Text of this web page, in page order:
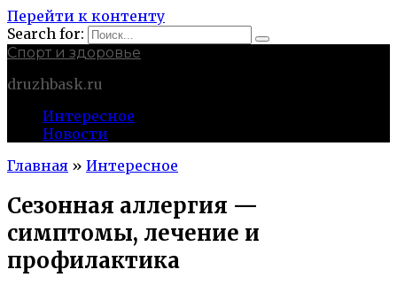
Перейти к контенту
Search for:
Спорт и здоровье
druzhbask.ru
Интересное
Новости
Главная » Интересное
Сезонная аллергия —
симптомы, лечение и
профилактика